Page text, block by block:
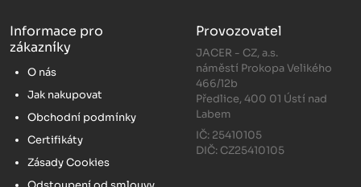
Informace pro
zákazníky
O nás
Jak nakupovat
Obchodní podmínky
Certifikáty
Zásady Cookies
Provozovatel
JACER - CZ, a.s.
náměstí Prokopa Velikého
466/12b
Předlice, 400 01 Ústí nad
Labem
IČ: 25410105
DIČ: CZ25410105